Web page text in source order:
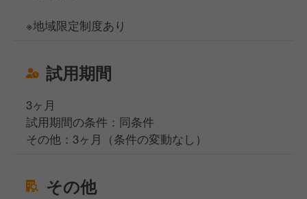
※地域限定制度あり
試用期間
3ヶ月
試用期間の条件：同条件
その他：3ヶ月（条件の変動なし）
その他